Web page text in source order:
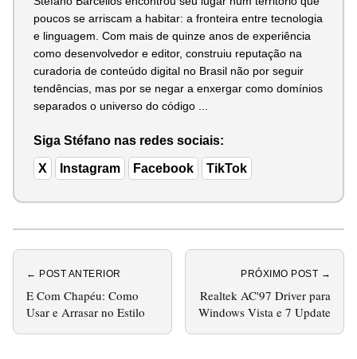
poucos se arriscam a habitar: a fronteira entre tecnologia
e linguagem. Com mais de quinze anos de experiência
como desenvolvedor e editor, construiu reputação na
curadoria de conteúdo digital no Brasil não por seguir
tendências, mas por se negar a enxergar como domínios
separados o universo do código ...
Siga Stéfano nas redes sociais:
X Instagram Facebook TikTok
← POST ANTERIOR
E Com Chapéu: Como
Usar e Arrasar no Estilo
PRÓXIMO POST →
Realtek AC'97 Driver para
Windows Vista e 7 Update